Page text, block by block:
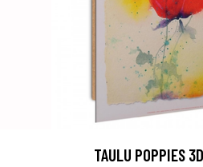
TAULU POPPIES